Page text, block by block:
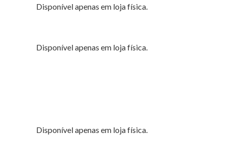
Disponível apenas em loja física.
Disponível apenas em loja física.
Disponível apenas em loja física.​